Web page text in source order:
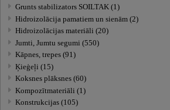
Grunts stabilizators SOILTAK (1)
Hidroizolācija pamatiem un sienām (2)
Hidroizolācijas materiāli (20)
Jumti, Jumtu segumi (550)
Kāpnes, trepes (91)
Ķieģeļi (15)
Koksnes plāksnes (60)
Kompozītmateriāli (1)
Konstrukcijas (105)